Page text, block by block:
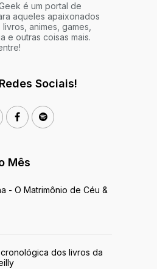
é um portal de
aqueles apaixonados
animes, games,
e outras coisas mais.
Sociais!
Mês
- O Matrimônio de Céu &
dos livros da